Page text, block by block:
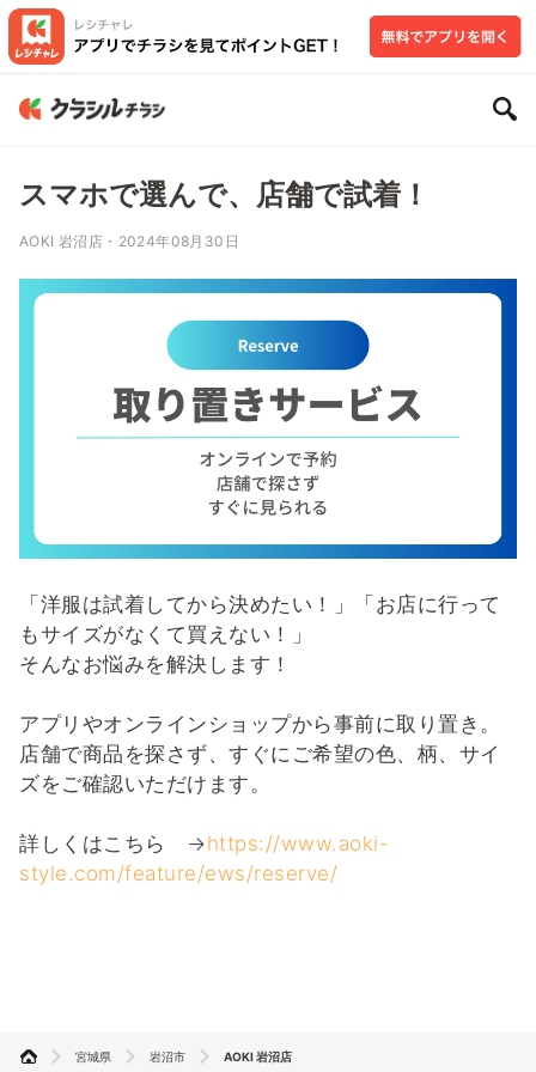
スマホで選んで、店舗で試着！
AOKI 岩沼店・2024年08月30日
「洋服は試着してから決めたい！」「お店に行って
もサイズがなくて買えない！」
そんなお悩みを解決します！
アプリやオンラインショップから事前に取り置き。
店舗で商品を探さず、すぐにご希望の色、柄、サイ
ズをご確認いただけます。
詳しくはこちら →https://www.aoki-
style.com/feature/ews/reserve/
宮城県 岩沼市 AOKI 岩沼店